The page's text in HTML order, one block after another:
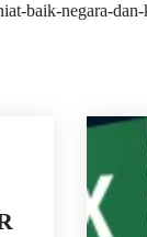
baik-negara-